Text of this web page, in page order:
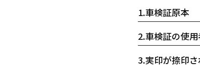
1.車検証原本
2.車検証の使
3.実印が捺印